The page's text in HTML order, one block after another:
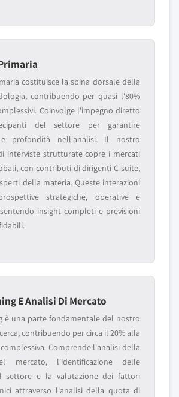
costituisce la spina dorsale della
contribuendo per quasi l'80%
Coinvolge l'impegno diretto
del settore per garantire
e profondità nell'analisi. Il nostro
interviste strutturate copre i mercati
con contributi di dirigenti C-suite,
della materia. Queste interazioni
strategiche, operative e
insight completi e previsioni
E Analisi Di Mercato
è una parte fondamentale del nostro
contribuendo per circa il 20% alla
Comprende l'analisi della
mercato, l'identificazione delle
settore e la valutazione dei fattori
attraverso l'analisi della quota di